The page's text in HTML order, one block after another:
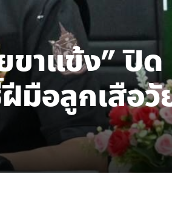
ขาแข้ง” ปิด
มือลูกเสือวั